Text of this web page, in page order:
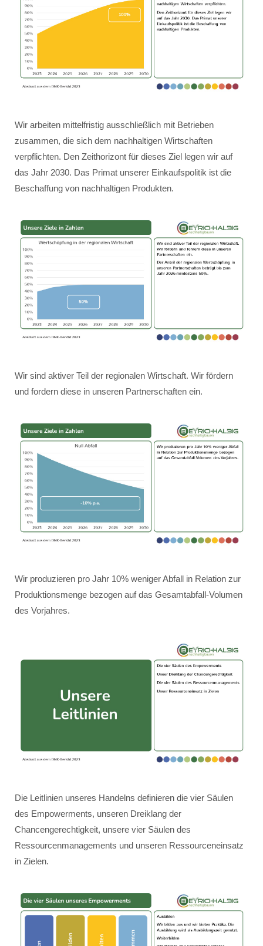
Wir arbeiten mittelfristig ausschließlich mit Betrieben
zusammen, die sich dem nachhaltigen Wirtschaften
verpflichten. Den Zeithorizont für dieses Ziel legen wir auf
das Jahr 2030. Das Primat unserer Einkaufspolitik ist die
Beschaffung von nachhaltigen Produkten.
Wir sind aktiver Teil der regionalen Wirtschaft. Wir fördern
und fordern diese in unseren Partnerschaften ein.
Wir produzieren pro Jahr 10% weniger Abfall in Relation zur
Produktionsmenge bezogen auf das Gesamtabfall-Volumen
des Vorjahres.
Die Leitlinien unseres Handelns definieren die vier Säulen
des Empowerments, unseren Dreiklang der
Chancengerechtigkeit, unsere vier Säulen des
Ressourcenmanagements und unseren Ressourceneinsatz
in Zielen.